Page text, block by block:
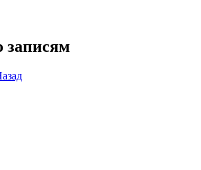
записям